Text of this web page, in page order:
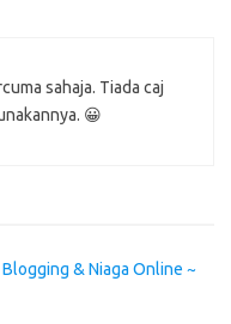
sahaja. Tiada caj
😀
& Niaga Online ~